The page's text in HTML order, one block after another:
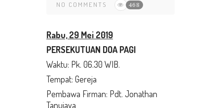
NO COMMENTS
468
Rabu, 29 Mei 2019
PERSEKUTUAN DOA PAGI
Waktu: Pk. 06.30 WIB.
Tempat: Gereja
Pembawa Firman: Pdt. Jonathan
Tanujaya